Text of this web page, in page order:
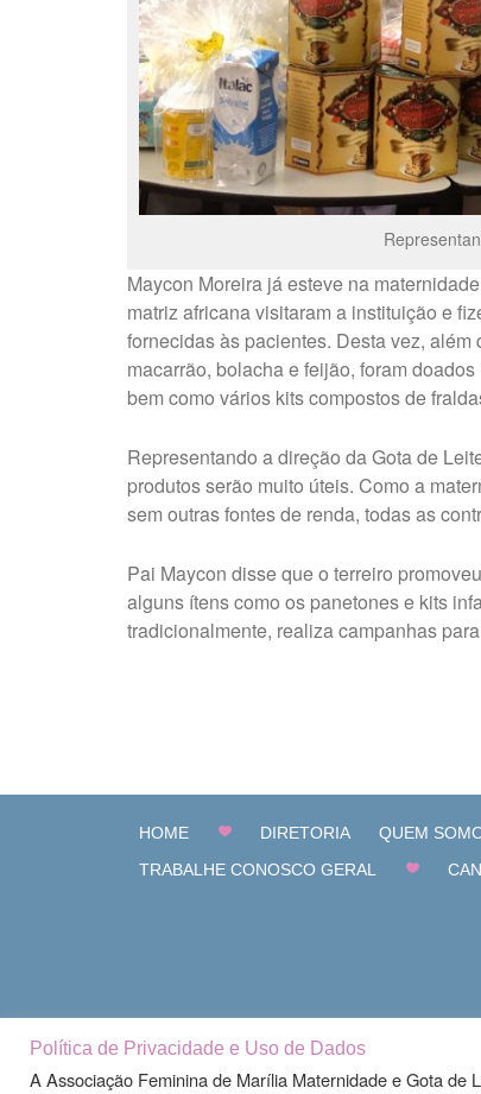
Maycon Moreira já esteve na
matriz africana visitaram a instituição e
fornecidas às pacientes. Desta vez,
macarrão, bolacha e feijão, foram
bem como vários kits compostos de
Representando a direção da Gota de
produtos serão muito úteis. Como a
sem outras fontes de renda, todas as
Pai Maycon disse que o terreiro
alguns ítens como os panetones e kits
tradicionalmente, realiza campanhas
HOME DIRETORIA QUEM
TRABALHE CONOSCO GERAL
Política de Privacidade e Uso de Dados
A Associação Feminina de Marília Maternidade e Gota de